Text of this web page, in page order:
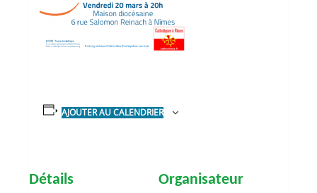
AJOUTER AU CALENDRIER
Détails Organisateur